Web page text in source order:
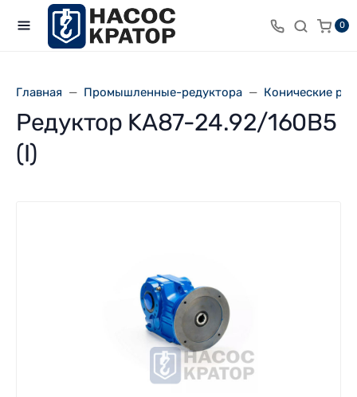
0
Главная Промышленные-редуктора Конические
Редуктор KA87-24.92/160В5
(I)